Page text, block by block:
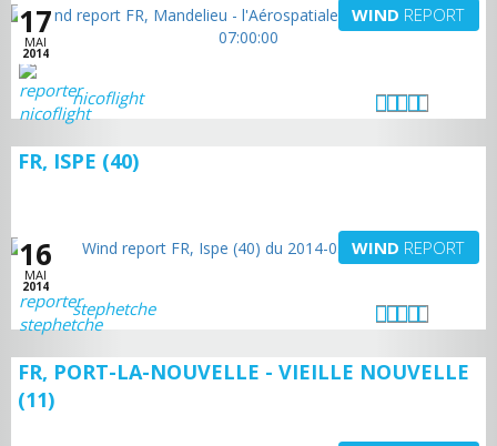
17
MAI
2014
WIND REPORT
nicoflight
FR, ISPE (40)
16
MAI
2014
WIND REPORT
stephetche
FR, PORT-LA-NOUVELLE - VIEILLE NOUVELLE
(11)